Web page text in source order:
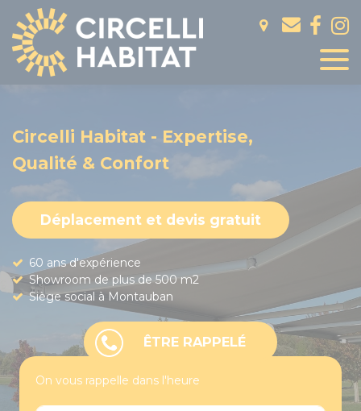
Circelli Habitat - Expertise,
Qualité & Confort
Déplacement et devis gratuit
60 ans d'expérience
Showroom de plus de 500 m2
Siège social à Montauban
ÊTRE RAPPELÉ
On vous rappelle dans l'heure
Panneau de gestion des cookies